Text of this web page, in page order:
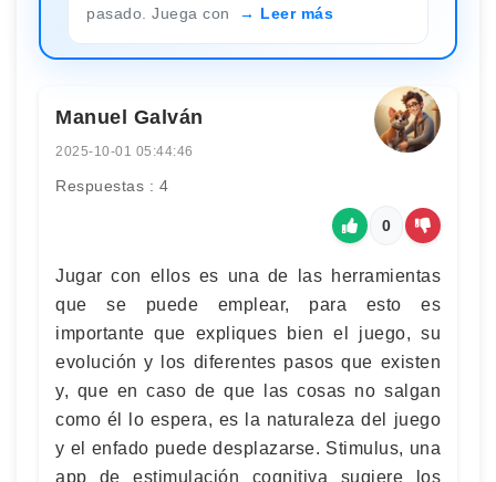
pasado. Juega con
Leer más
Manuel Galván
2025-10-01 05:44:46
Respuestas : 4
0
Jugar con ellos es una de las herramientas
que se puede emplear, para esto es
importante que expliques bien el juego, su
evolución y los diferentes pasos que existen
y, que en caso de que las cosas no salgan
como él lo espera, es la naturaleza del juego
y el enfado puede desplazarse. Stimulus, una
app de estimulación cognitiva sugiere los